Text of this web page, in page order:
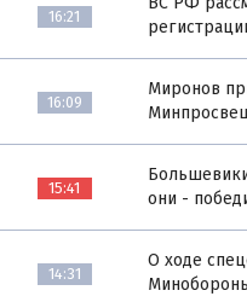
16:21
16:09
Миронов
15:41
они -
14:31
О ходе